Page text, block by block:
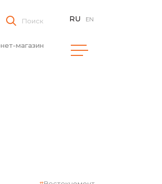
Поиск
магазин
RU EN